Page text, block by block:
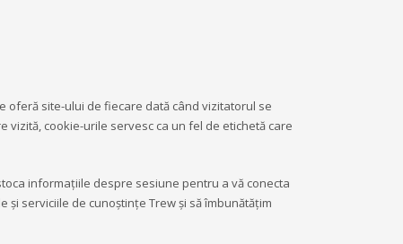
oferă site-ului de fiecare dată când vizitatorul se
cookie-urile servesc ca un fel de etichetă care
informațiile despre sesiune pentru a vă conecta
serviciile de cunoștințe Trew și să îmbunătățim